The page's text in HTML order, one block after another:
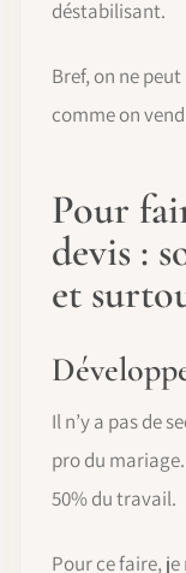
déstabilisant.
Bref, on ne
comme on
Pour
devis :
et
Il n’y a pas de
pro du
50% du travail.
Pour ce faire,